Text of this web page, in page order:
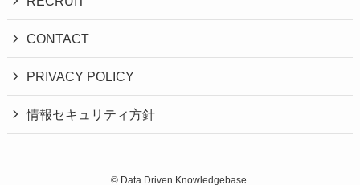
CONTACT
PRIVACY POLICY
情報セキュリティ方針
© Data Driven Knowledgebase.